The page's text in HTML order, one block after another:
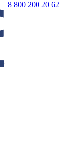
8 800 200 20 62